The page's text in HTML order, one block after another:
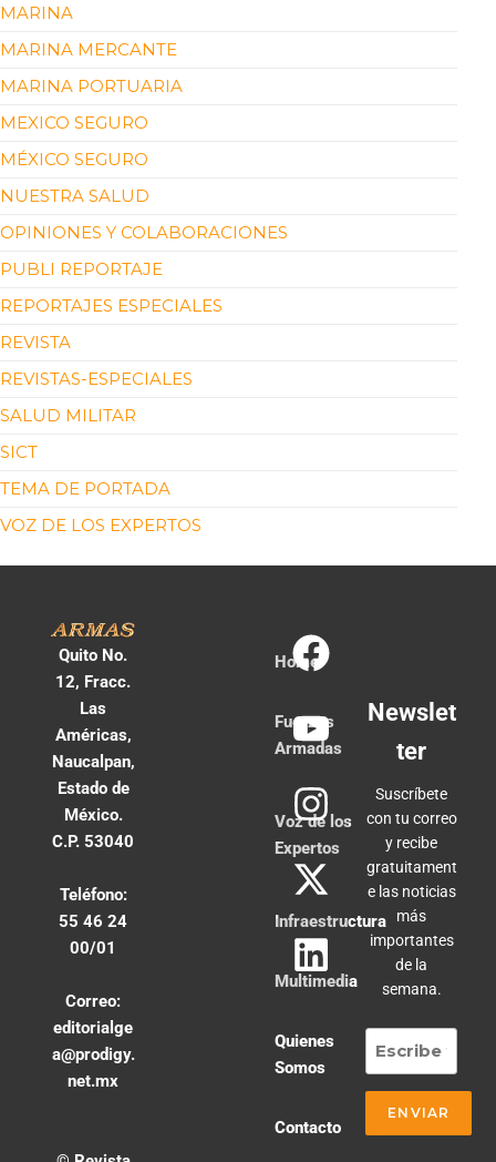
MARINA
MARINA MERCANTE
MARINA PORTUARIA
MEXICO SEGURO
MÉXICO SEGURO
NUESTRA SALUD
OPINIONES Y COLABORACIONES
PUBLI REPORTAJE
REPORTAJES ESPECIALES
REVISTA
REVISTAS-ESPECIALES
SALUD MILITAR
SICT
TEMA DE PORTADA
VOZ DE LOS EXPERTOS
Quito No.
12, Fracc.
Las
Américas,
Naucalpan,
Estado de
México.
C.P. 53040
Teléfono:
55 46 24
00/01
Correo:
editorialge
a@prodigy.
net.mx
Home
Fuerzas
Armadas
Voz de los
Expertos
Infraestructura
Multimedia
Quienes
Somos
Contacto
Newslet
ter
Suscríbete
con tu correo
y recibe
gratuitament
e las noticias
más
importantes
de la
semana.